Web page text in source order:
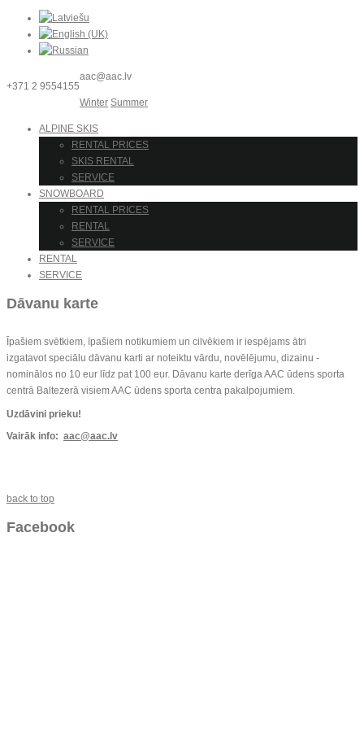
+371 2 9554155
aac@aac.lv
Winter Summer
ALPINE SKIS
RENTAL PRICES
SKIS RENTAL
SERVICE
SNOWBOARD
RENTAL PRICES
RENTAL
SERVICE
RENTAL
SERVICE
Dāvanu karte
Īpašiem svētkiem, īpašiem notikumiem un cilvēkiem ir iespējams ātri
izgatavot speciālu dāvanu karti ar noteiktu vārdu, novēlējumu, dizainu -
nominālos no 10 eur līdz pat 100 eur. Dāvanu karte derīga AAC ūdens sporta
centrā Baltezerā visiem AAC ūdens sporta centra pakalpojumiem.
Uzdāvini prieku!
Vairāk info: aac@aac.lv
back to top
Facebook